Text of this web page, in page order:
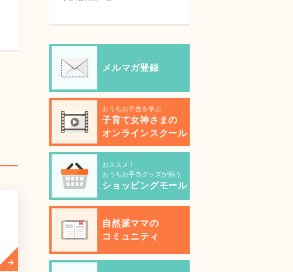
メルマガ登録
おうちお手当を学ぶ
子育て女神さまの
オンラインスクール
おススメ！
おうちお手当グッズが揃う
ショッピングモール
自然派ママの
コミュニティ